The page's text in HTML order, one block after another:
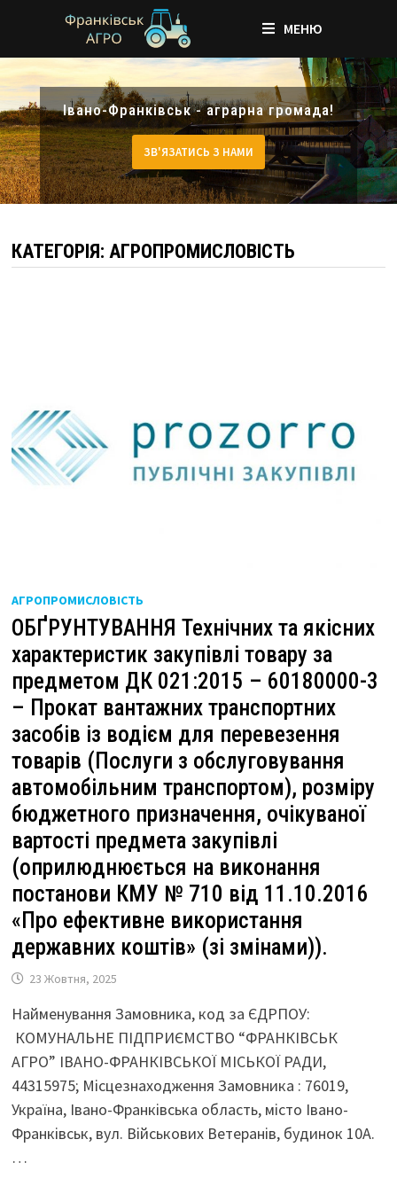
content
МЕНЮ
Івано-Франківськ - аграрна громада!
ЗВ'ЯЗАТИСЬ З НАМИ
КАТЕГОРІЯ:АГРОПРОМИСЛОВІСТЬ
АГРОПРОМИСЛОВІСТЬ
ОБҐРУНТУВАННЯ Технічних та якісних
характеристик закупівлі товару за
предметом ДК 021:2015 – 60180000-3
– Прокат вантажних транспортних
засобів із водієм для перевезення
товарів (Послуги з обслуговування
автомобільним транспортом), розміру
бюджетного призначення, очікуваної
вартості предмета закупівлі
(оприлюднюється на виконання
постанови КМУ № 710 від 11.10.2016
«Про ефективне використання
державних коштів» (зі змінами)).
23 Жовтня, 2025
Найменування Замовника, код за ЄДРПОУ:
КОМУНАЛЬНЕ ПІДПРИЄМСТВО “ФРАНКІВСЬК
АГРО” ІВАНО-ФРАНКІВСЬКОЇ МІСЬКОЇ РАДИ,
44315975; Місцезнаходження Замовника : 76019,
Україна, Івано-Франківська область, місто Івано-
Франківськ, вул. Військових Ветеранів, будинок 10А.
…